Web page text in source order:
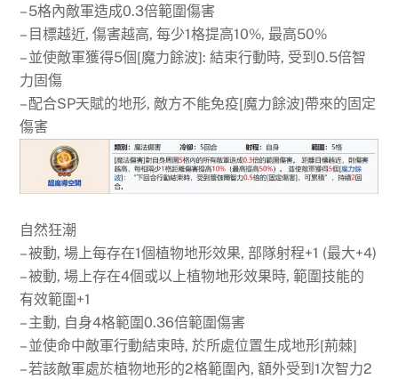
– 5格內敵軍造成0.3倍範圍傷害
– 目標越近, 傷害越高, 每少1格提高10%, 最高50%
– 並使敵軍獲得5個[魔力餘波]: 結束行動時, 受到0.5倍智
力固傷
– 配合SP天賦的地形, 敵方不能免疫[魔力餘波]帶來的固定
傷害
自然狂潮
– 被動, 場上每存在1個植物地形效果, 部隊射程+1 (最大+4)
– 被動, 場上存在4個或以上植物地形效果時, 範圍技能的
有效範圍+1
– 主動, 自身4格範圍0.36倍範圍傷害
– 並使命中敵軍行動結束時, 於所處位置生成地形[荊棘]
– 若該敵軍處於植物地形的2格範圍內, 額外受到1次智力2